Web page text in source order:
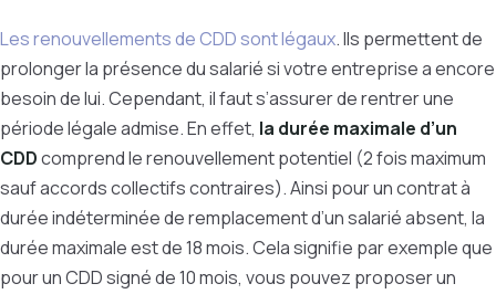
Les renouvellements de CDD sont légaux. Ils permettent de
prolonger la présence du salarié si votre entreprise a encore
besoin de lui. Cependant, il faut s’assurer de rentrer une
période légale admise. En effet, la durée maximale d’un
CDDcomprend le renouvellement potentiel (2 fois maximum
sauf accords collectifs contraires). Ainsi pour un contrat à
durée indéterminée de remplacement d’un salarié absent, la
durée maximale est de 18 mois. Cela signifie par exemple que
pour un CDD signé de 10 mois, vous pouvez proposer un